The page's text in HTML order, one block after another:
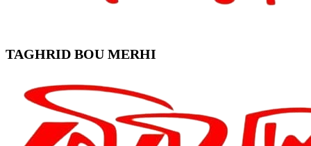
TAGHRID BOU MERHI